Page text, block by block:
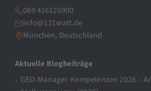
089 416126990
info@121watt.de
München, Deutschland
Aktuelle Blogbeiträge
GEO-Manager-Kompetenzen 2026 –